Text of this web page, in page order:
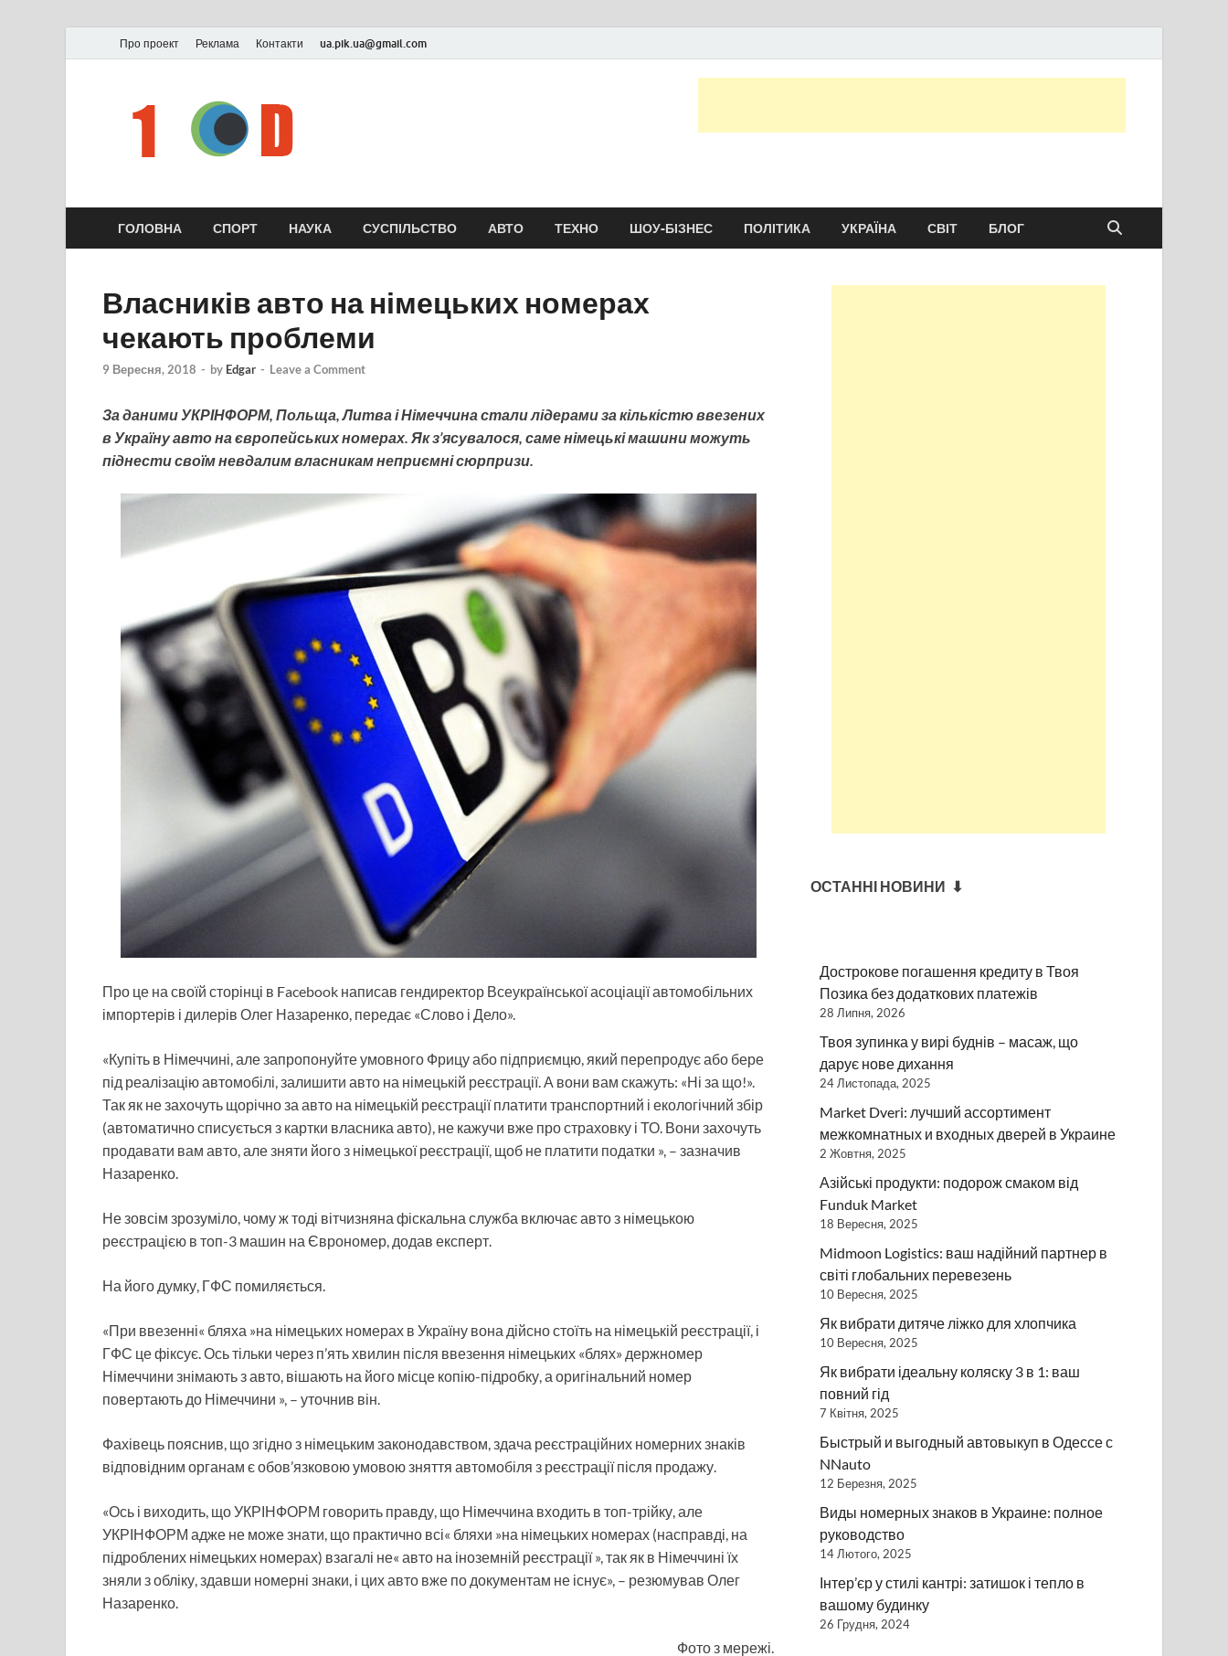
Про проект Реклама Контакти ua.pik.ua@gmail.com
Новини України та світу сьогодні
ГОЛОВНА СПОРТ НАУКА СУСПІЛЬСТВО АВТО ТЕХНО ШОУ-БІЗНЕС ПОЛІТИКА УКРАЇНА СВІТ БЛОГ
Власників авто на німецьких номерах
чекають проблеми
9 Вересня, 2018 - by Edgar - Leave a Comment
За даними УКРІНФОРМ, Польща, Литва і Німеччина стали лідерами за кількістю ввезених
в Україну авто на європейських номерах. Як з’ясувалося, саме німецькі машини можуть
піднести своїм невдалим власникам неприємні сюрпризи.
Про це на своїй сторінці в Facebook написав гендиректор Всеукраїнської асоціації автомобільних
імпортерів і дилерів Олег Назаренко, передає «Слово і Дело».
«Купіть в Німеччині, але запропонуйте умовного Фрицу або підприємцю, який перепродує або бере
під реалізацію автомобілі, залишити авто на німецькій реєстрації. А вони вам скажуть: «Ні за що!».
Так як не захочуть щорічно за авто на німецькій реєстрації платити транспортний і екологічний збір
(автоматично списується з картки власника авто), не кажучи вже про страховку і ТО. Вони захочуть
продавати вам авто, але зняти його з німецької реєстрації, щоб не платити податки », – зазначив
Назаренко.
Не зовсім зрозуміло, чому ж тоді вітчизняна фіскальна служба включає авто з німецькою
реєстрацією в топ-3 машин на Єврономер, додав експерт.
На його думку, ГФС помиляється.
«При ввезенні« бляха »на німецьких номерах в Україну вона дійсно стоїть на німецькій реєстрації, і
ГФС це фіксує. Ось тільки через п’ять хвилин після ввезення німецьких «блях» держномер
Німеччини знімають з авто, вішають на його місце копію-підробку, а оригінальний номер
повертають до Німеччини », – уточнив він.
Фахівець пояснив, що згідно з німецьким законодавством, здача реєстраційних номерних знаків
відповідним органам є обов’язковою умовою зняття автомобіля з реєстрації після продажу.
«Ось і виходить, що УКРІНФОРМ говорить правду, що Німеччина входить в топ-трійку, але
УКРІНФОРМ адже не може знати, що практично всі« бляхи »на німецьких номерах (насправді, на
підроблених німецьких номерах) взагалі не« авто на іноземній реєстрації », так як в Німеччині їх
зняли з обліку, здавши номерні знаки, і цих авто вже по документам не існує», – резюмував Олег
Назаренко.
Фото з мережі.
ОСТАННІ НОВИНИ ⬇
Дострокове погашення кредиту в Твоя
Позика без додаткових платежів
28 Липня, 2026
Твоя зупинка у вирі буднів – масаж, що
дарує нове дихання
24 Листопада, 2025
Market Dveri: лучший ассортимент
межкомнатных и входных дверей в Украине
2 Жовтня, 2025
Азійські продукти: подорож смаком від
Funduk Market
18 Вересня, 2025
Midmoon Logistics: ваш надійний партнер в
світі глобальних перевезень
10 Вересня, 2025
Як вибрати дитяче ліжко для хлопчика
10 Вересня, 2025
Як вибрати ідеальну коляску 3 в 1: ваш
повний гід
7 Квітня, 2025
Быстрый и выгодный автовыкуп в Одессе с
NNauto
12 Березня, 2025
Виды номерных знаков в Украине: полное
руководство
14 Лютого, 2025
Інтер’єр у стилі кантрі: затишок і тепло в
вашому будинку
26 Грудня, 2024